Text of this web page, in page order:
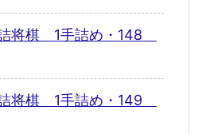
将棋 1手詰め・148
将棋 1手詰め・149